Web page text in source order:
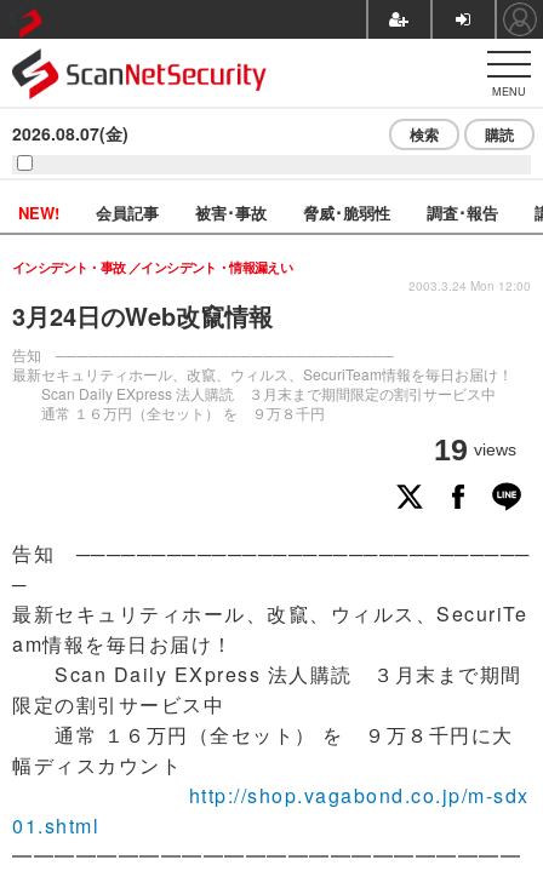
MENU
2026.08.07(金) 検索 購読
NEW! 会員記事 被害･事故 脅威･脆弱性 調査･報告
3月24日のWeb改竄情報
告知 ───────────────────────────────
最新セキュリティホール、改竄、ウィルス、SecuriTeam情報を毎日お届け！
Scan Daily EXpress 法人購読 ３月末まで期間限定の割引サービス中
通常 １６万円（全セット） を ９万８千円
インシデント・事故 インシデント・情報漏えい
19 views
2003.3.24 Mon 12:00
告知 ──────────────────────────────
─
最新セキュリティホール、改竄、ウィルス、SecuriTe
am情報を毎日お届け！
Scan Daily EXpress 法人購読 ３月末まで期間
限定の割引サービス中
通常 １６万円（全セット） を ９万８千円に大
幅ディスカウント
http://shop.vagabond.co.jp/m-sdx
01.shtml
━━━━━━━━━━━━━━━━━━━━━━━━